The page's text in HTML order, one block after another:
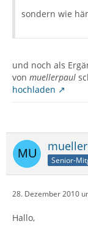
sondern wie
und noch als
von muellerpaul
hochladen
Senior-
28. Dezember 2010
Hallo,